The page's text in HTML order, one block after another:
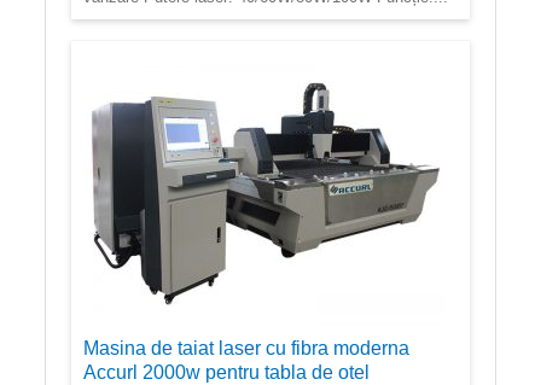
Masina de taiat laser cu fibra moderna
Accurl 2000w pentru tabla de otel